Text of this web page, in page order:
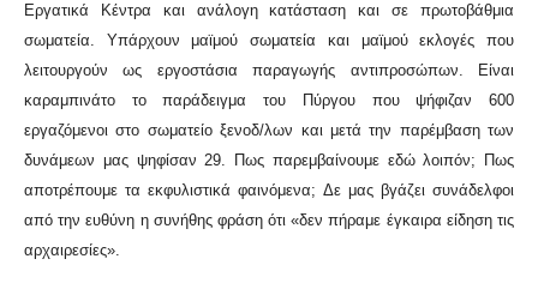
Εργατικά Κέντρα και ανάλογη κατάσταση και σε πρωτοβάθμια
σωματεία. Υπάρχουν μαϊμού σωματεία και μαϊμού εκλογές που
λειτουργούν ως εργοστάσια παραγωγής αντιπροσώπων. Είναι
καραμπινάτο το παράδειγμα του Πύργου που ψήφιζαν 600
εργαζόμενοι στο σωματείο ξενοδ/λων και μετά την παρέμβαση των
δυνάμεων μας ψηφίσαν 29. Πως παρεμβαίνουμε εδώ λοιπόν; Πως
αποτρέπουμε τα εκφυλιστικά φαινόμενα; Δε μας βγάζει συνάδελφοι
από την ευθύνη η συνήθης φράση ότι «δεν πήραμε έγκαιρα είδηση τις
αρχαιρεσίες».